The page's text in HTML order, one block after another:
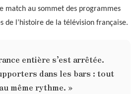
match au sommet des programmes
de l’histoire de la télévision française.
entière s’est arrêtée.
dans les bars : tout
même rythme. »